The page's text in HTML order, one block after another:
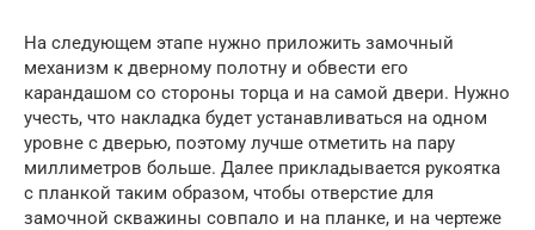
На следующем этапе нужно приложить замочный
механизм к дверному полотну и обвести его
карандашом со стороны торца и на самой двери. Нужно
учесть, что накладка будет устанавливаться на одном
уровне с дверью, поэтому лучше отметить на пару
миллиметров больше. Далее прикладывается рукоятка
с планкой таким образом, чтобы отверстие для
замочной скважины совпало и на планке, и на чертеже